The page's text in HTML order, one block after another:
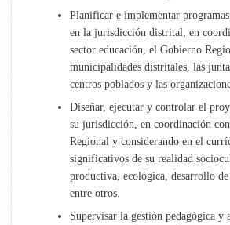
Administración
Recursos Humanos
Planeamiento y Presupuesto
Asesoría Jurídica
Empresa Aguas de Talavera
Planificar e implementar
en la jurisdicción distrital, en
sector educación, el Gobierno
municipalidades distritales, las
centros poblados y las
Diseñar, ejecutar y controlar el
su jurisdicción, en coordinación
Regional y considerando en el
significativos de su realidad
productiva, ecológica, desarrollo de
entre otros.
Supervisar la gestión pedagógica y